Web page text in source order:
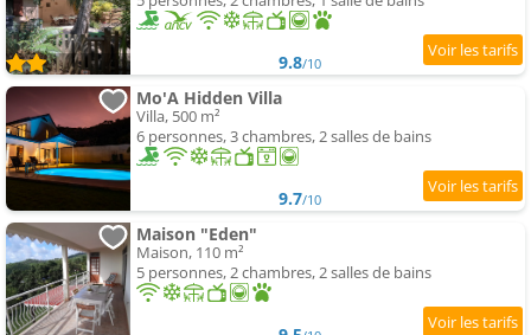
9.8/10
Mo'A Hidden Villa
Villa, 500 m²
6 personnes, 3 chambres, 2 salles de bains
9.7/10
Maison "Eden"
Maison, 110 m²
5 personnes, 2 chambres, 2 salles de bains